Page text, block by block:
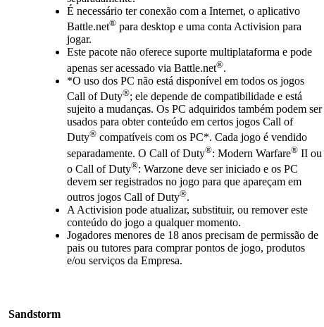
É necessário ter conexão com a Internet, o aplicativo
Battle.net® para desktop e uma conta Activision para
jogar.
Este pacote não oferece suporte multiplataforma e pode
apenas ser acessado via Battle.net®.
*O uso dos PC não está disponível em todos os jogos
Call of Duty®; ele depende de compatibilidade e está
sujeito a mudanças. Os PC adquiridos também podem ser
usados para obter conteúdo em certos jogos Call of
Duty® compatíveis com os PC*. Cada jogo é vendido
separadamente. O Call of Duty®: Modern Warfare® II ou
o Call of Duty®: Warzone deve ser iniciado e os PC
devem ser registrados no jogo para que apareçam em
outros jogos Call of Duty®.
A Activision pode atualizar, substituir, ou remover este
conteúdo do jogo a qualquer momento.
Jogadores menores de 18 anos precisam de permissão de
pais ou tutores para comprar pontos de jogo, produtos
e/ou serviços da Empresa.
Sandstorm